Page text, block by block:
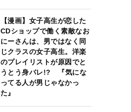
【漫画】女子高生が恋した
CDショップで働く素敵なお
にーさんは、男ではなく同
じクラスの女子高生。洋楽
のプレイリストが原因でと
うとう身バレ!? 『気にな
ってる人が男じゃなかっ
た』